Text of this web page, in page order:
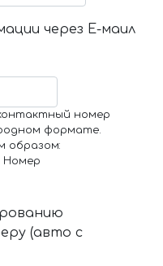
через Е-маил
номер
формате.
образом:
Номер
(авто с